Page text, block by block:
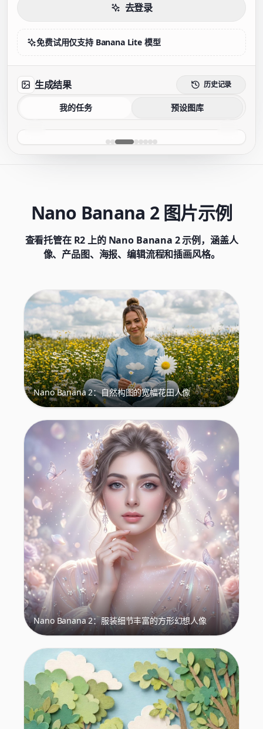
去登录
免费试用仅支持 Banana Lite 模型
生成结果 历史记录
我的任务 预设图库
Nano Banana 2 图片示例
查看托管在 R2 上的 Nano Banana 2 示例，涵盖人
像、产品图、海报、编辑流程和插画风格。
Nano Banana 2：自然构图的宽幅花田人像
Nano Banana 2：服装细节丰富的方形幻想人像